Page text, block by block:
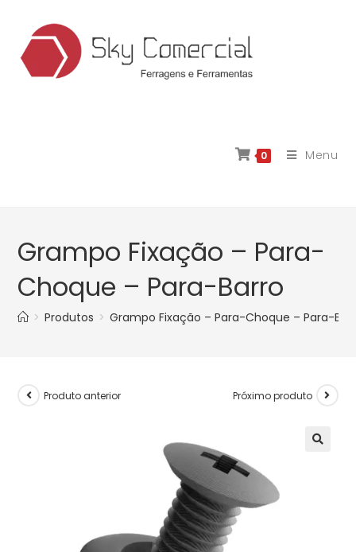
0 Menu
Grampo Fixação – Para-
Choque – Para-Barro
> Produtos > Grampo Fixação – Para-Choque – Para-
Produto anterior Próximo produto